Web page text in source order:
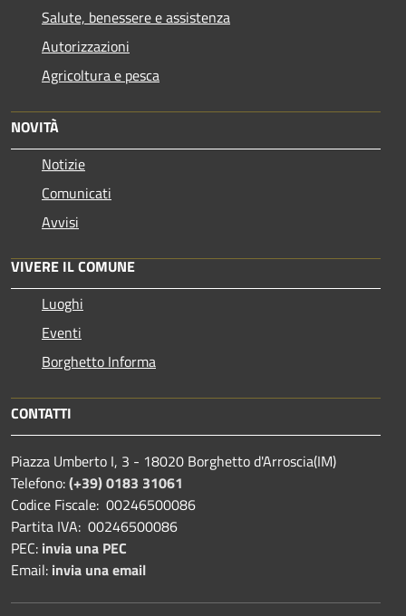
Salute, benessere e assistenza
Autorizzazioni
Agricoltura e pesca
NOVITÀ
Notizie
Comunicati
Avvisi
VIVERE IL COMUNE
Luoghi
Eventi
Borghetto Informa
CONTATTI
Piazza Umberto I, 3 - 18020 Borghetto d'Arroscia(IM)
Telefono:(+39) 0183 31061
Codice Fiscale: 00246500086
Partita IVA: 00246500086
PEC: invia una PEC
Email: invia una email